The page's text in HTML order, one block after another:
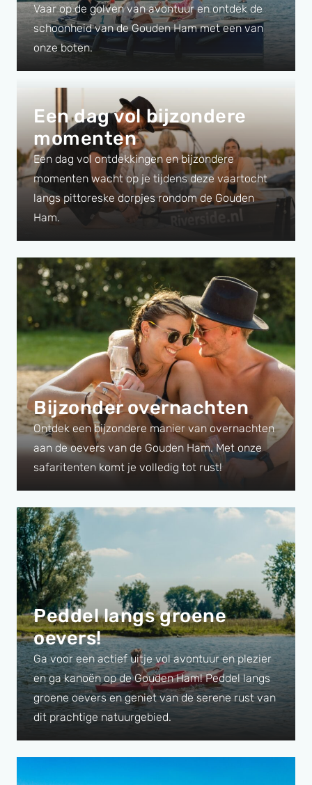
Vaar op de golven van avontuur en ontdek de
schoonheid van de Gouden Ham met een van
onze boten.
Een dag vol bijzondere
momenten
Een dag vol ontdekkingen en bijzondere
momenten wacht op je tijdens deze vaartocht
langs pittoreske dorpjes rondom de Gouden
Ham.
Bijzonder overnachten
Ontdek een bijzondere manier van overnachten
aan de oevers van de Gouden Ham. Met onze
safaritenten komt je volledig tot rust!
Peddel langs groene
oevers!
Ga voor een actief uitje vol avontuur en plezier
en ga kanoën op de Gouden Ham! Peddel langs
groene oevers en geniet van de serene rust van
dit prachtige natuurgebied.